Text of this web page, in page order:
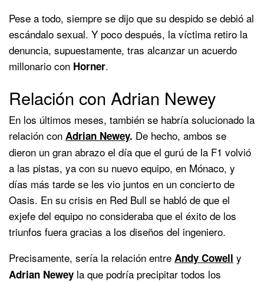
Pese a todo, siempre se dijo que su despido se debió al
escándalo sexual. Y poco después, la víctima retiro la
denuncia, supuestamente, tras alcanzar un acuerdo
millonario con Horner.
Relación con Adrian Newey
En los últimos meses, también se habría solucionado la
relación con Adrian Newey. De hecho, ambos se
dieron un gran abrazo el día que el gurú de la F1 volvió
a las pistas, ya con su nuevo equipo, en Mónaco, y
días más tarde se les vio juntos en un concierto de
Oasis. En su crisis en Red Bull se habló de que el
exjefe del equipo no consideraba que el éxito de los
triunfos fuera gracias a los diseños del ingeniero.
Precisamente, sería la relación entre Andy Cowell y
Adrian Newey la que podría precipitar todos los